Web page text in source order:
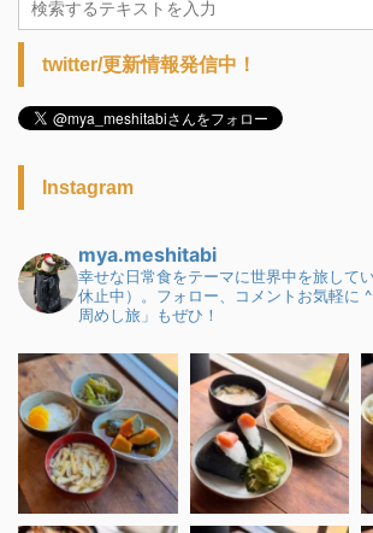
twitter/更新情報発信中！
Instagram
mya.meshitabi
幸せな日常食をテーマに世界中を旅して
休止中）。フォロー、コメントお気軽に
周めし旅」もぜひ！